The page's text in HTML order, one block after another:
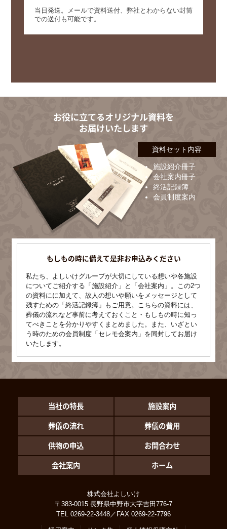
当日発送。メールで資料送付、弊社とわからない封筒
での送付も可能です。
お役に立てるオリジナル資料を
お届けいたします
資料セット内容
施設紹介冊子
会社案内冊子
終活記録簿
会員制度案内
もしもの時に備えて是非お申込みください
私たち、よしいけグループが大切にしている想いや各施設
についてご紹介する「施設紹介」と「会社案内」。この2つ
の資料にに加えて、故人の想いや願いをメッセージとして
残すための「終活記録簿」もご用意。こちらの資料には、
葬儀の流れなど事前に考えておくこと・もしもの時に知っ
てべきことを分かりやすくまとめました。また、いざとい
う時のための会員制度「セレモ会案内」を同封してお届け
いたします。
当社の特長
葬儀の流れ
施設案内
葬儀の費用
供物の申込
会社案内
お問合わせ
ホーム
株式会社よしいけ
〒383-0015 長野県中野市大字吉田776-7
TEL 0269-22-3448／FAX 0269-22-7796